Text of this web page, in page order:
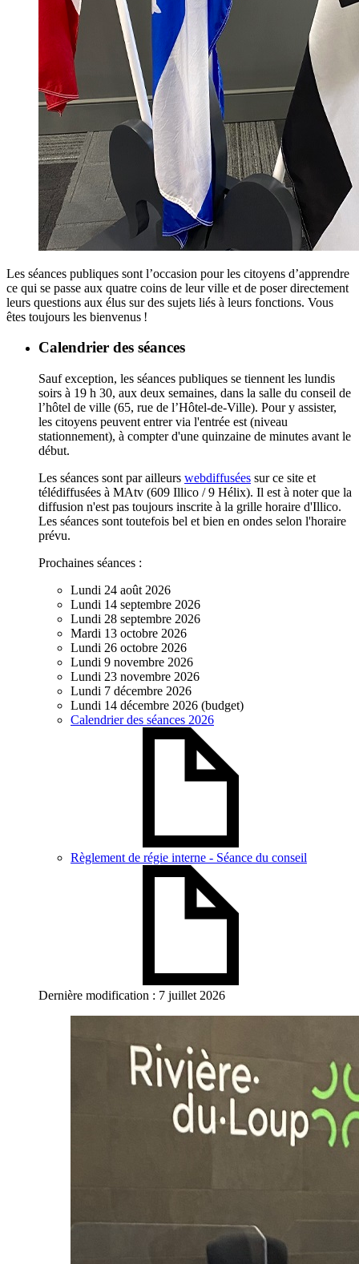
Les séances publiques sont l’occasion pour les citoyens d’apprendre
ce qui se passe aux quatre coins de leur ville et de poser directement
leurs questions aux élus sur des sujets liés à leurs fonctions. Vous
êtes toujours les bienvenus !
Calendrier des séances
Sauf exception, les séances publiques se tiennent les lundis
soirs à 19 h 30, aux deux semaines, dans la salle du conseil de
l’hôtel de ville (65, rue de l’Hôtel-de-Ville). Pour y assister,
les citoyens peuvent entrer via l'entrée est (niveau
stationnement), à compter d'une quinzaine de minutes avant le
début.
Les séances sont par ailleurs webdiffusées sur ce site et
télédiffusées à MAtv (609 Illico / 9 Hélix). Il est à noter que la
diffusion n'est pas toujours inscrite à la grille horaire d'Illico.
Les séances sont toutefois bel et bien en ondes selon l'horaire
prévu.
Prochaines séances :
Lundi 24 août 2026
Lundi 14 septembre 2026
Lundi 28 septembre 2026
Mardi 13 octobre 2026
Lundi 26 octobre 2026
Lundi 9 novembre 2026
Lundi 23 novembre 2026
Lundi 7 décembre 2026
Lundi 14 décembre 2026 (budget)
Calendrier des séances 2026
Règlement de régie interne - Séance du conseil
Dernière modification : 7 juillet 2026